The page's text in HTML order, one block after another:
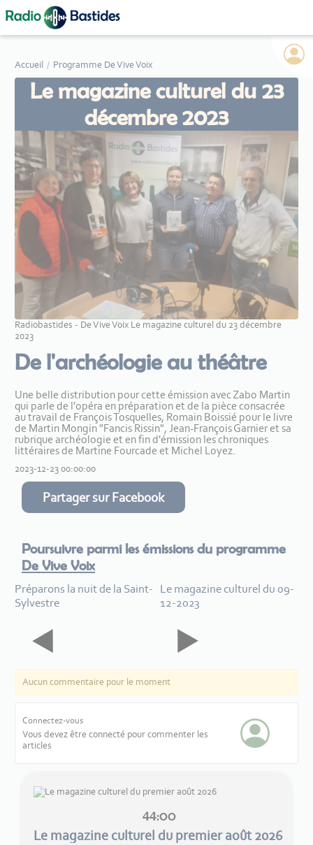
Accueil Programme De Vive Voix
Le magazine culturel du 23
décembre 2023
Radiobastides - De Vive Voix Le magazine culturel du 23 décembre
2023
De l'archéologie au théâtre
Une belle distribution pour cette émission avec Zabo Martin
qui parle de l'opéra en préparation et de la pièce consacrée
au travail de François Tosquelles, Romain Boissié pour le livre
de Martin Mongin "Fancis Rissin", Jean-François Garnier et sa
rubrique archéologie et en fin d'émission les chroniques
littéraires de Martine Fourcade et Michel Loyez.
2023-12-23 00:00:00
Partager sur Facebook
Poursuivre parmi les émissions du programme
De Vive Voix
Préparons la nuit de la Saint-
Sylvestre
Le magazine culturel du 09-
12-2023
Aucun commentaire pour le moment
Connectez-vous
Vous devez être connecté pour commenter les
articles
44:00
Le magazine culturel du premier août 2026
Panneau de gestion des cookies